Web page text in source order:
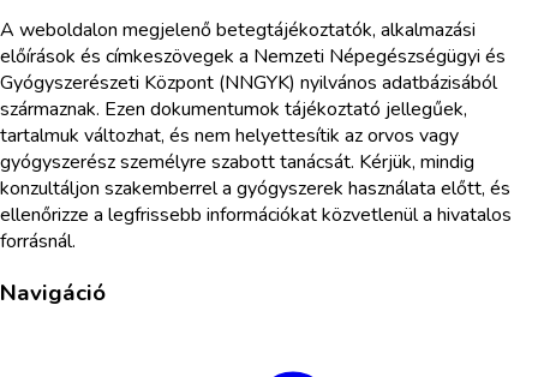
A weboldalon megjelenő betegtájékoztatók, alkalmazási
előírások és címkeszövegek a Nemzeti Népegészségügyi és
Gyógyszerészeti Központ (NNGYK) nyilvános adatbázisából
származnak. Ezen dokumentumok tájékoztató jellegűek,
tartalmuk változhat, és nem helyettesítik az orvos vagy
gyógyszerész személyre szabott tanácsát. Kérjük, mindig
konzultáljon szakemberrel a gyógyszerek használata előtt, és
ellenőrizze a legfrissebb információkat közvetlenül a hivatalos
forrásnál.
Navigáció